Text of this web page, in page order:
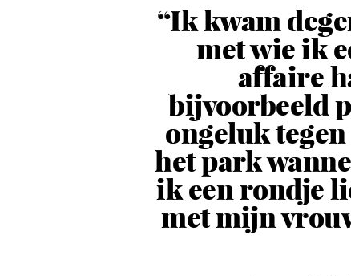
“Ik kwam
met wie ik
affaire
bijvoorbeeld
ongeluk
het park
ik een rondje
met mijn